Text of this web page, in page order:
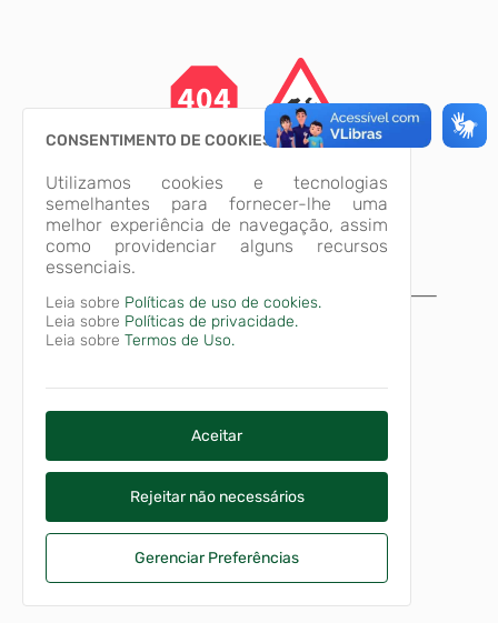
A página não foi
encontrada!
Voltar para o início
CONSENTIMENTO DE COOKIES
Utilizamos cookies e tecnologias
semelhantes para fornecer-lhe uma
melhor experiência de navegação, assim
como providenciar alguns recursos
essenciais.
Leia sobre Políticas de uso de cookies.
Leia sobre Políticas de privacidade.
Leia sobre Termos de Uso.
Aceitar
Rejeitar não necessários
Gerenciar Preferências